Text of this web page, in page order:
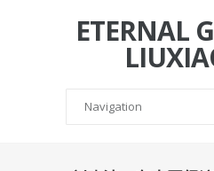
ETERNAL